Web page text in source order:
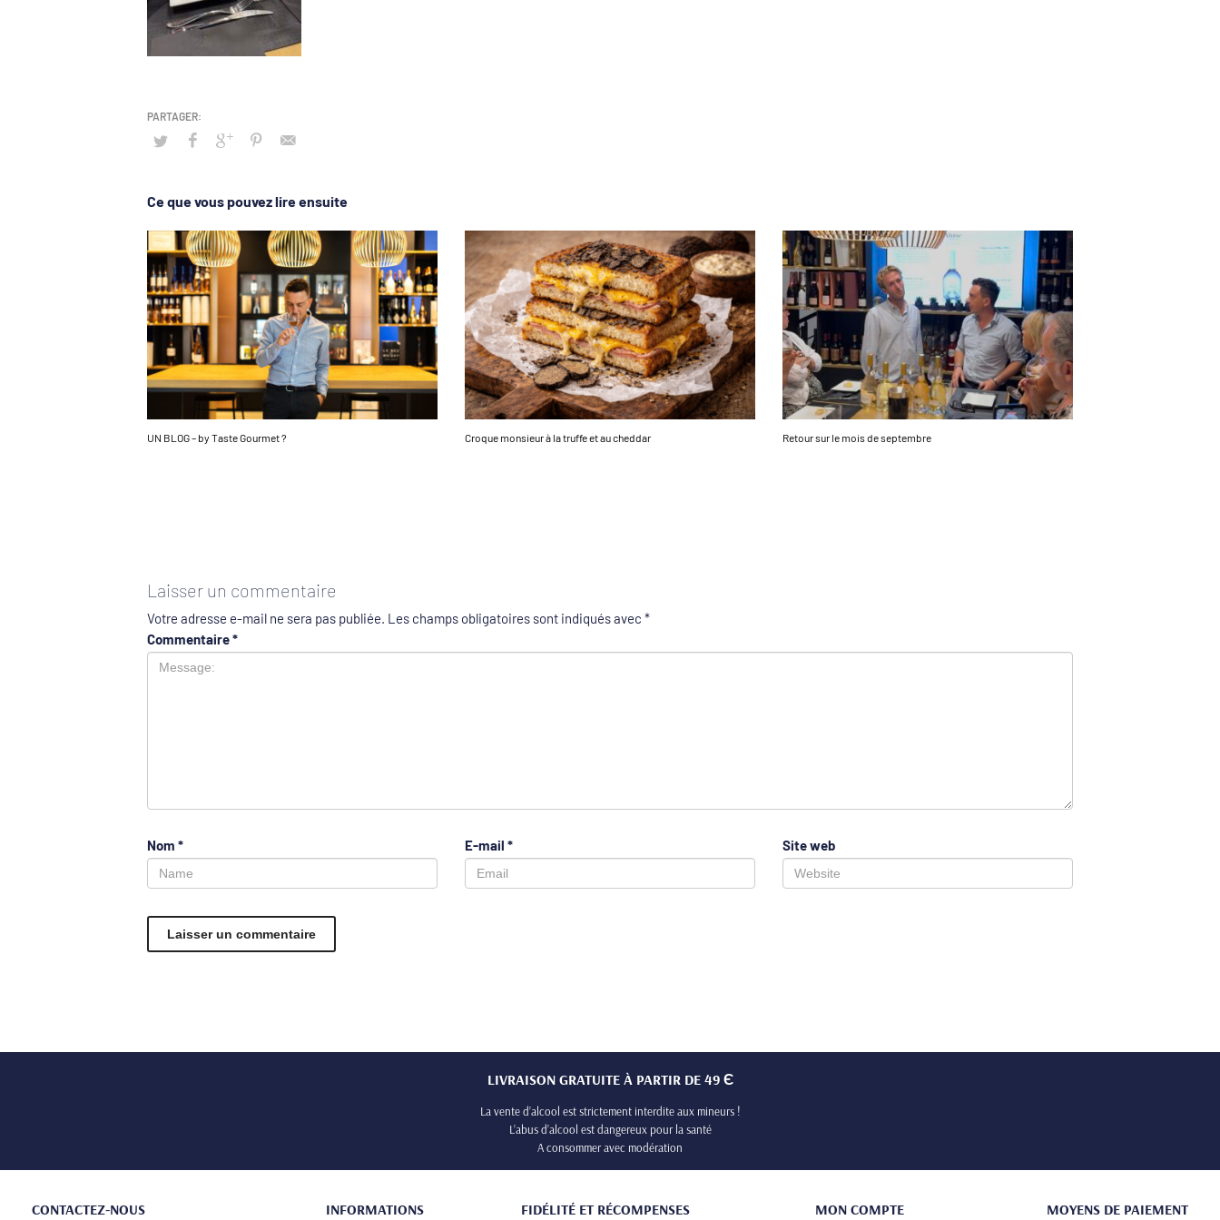
Ce que vous pouvez lire ensuite
UN BLOG – by Taste Gourmet ? Croque monsieur à la truffe et au cheddar Retour sur le mois de septembre
Laisser un commentaire
Votre adresse e-mail ne sera pas publiée. Les champs obligatoires sont indiqués avec *
Commentaire*
Nom * E-mail * Site web
LIVRAISON GRATUITE À PARTIR DE 49 Є
La vente d’alcool est strictement interdite aux mineurs !
L’abus d’alcool est dangereux pour la santé
A consommer avec modération
CONTACTEZ-NOUS INFORMATIONS FIDÉLITÉ ET RÉCOMPENSES MON COMPTE MOYENS DE PAIEMENT